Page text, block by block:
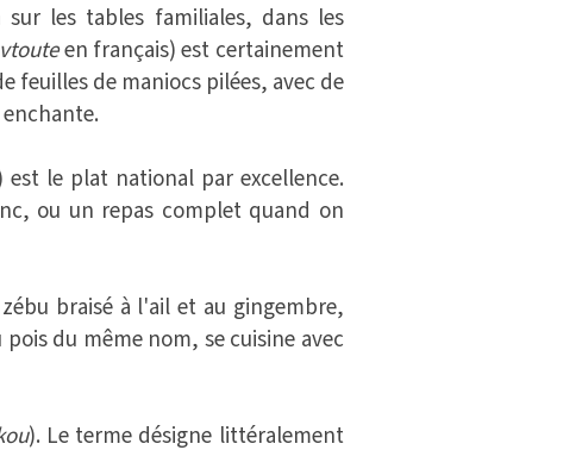
les tables familiales, dans les
en français) est certainement
feuilles de maniocs pilées, avec de
est le plat national par excellence.
ou un repas complet quand on
braisé à l'ail et au gingembre,
du même nom, se cuisine avec
). Le terme désigne littéralement